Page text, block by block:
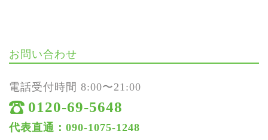
お問い合わせ
電話受付時間 8:00〜21:00
0120-69-5648
代表直通：090-1075-1248